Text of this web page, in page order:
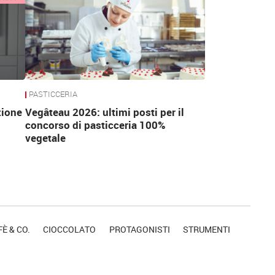
PASTICCERIA
Vegâteau 2026: ultimi posti per il
concorso di pasticceria 100%
vegetale
& CO. CIOCCOLATO PROTAGONISTI STRUMENTI